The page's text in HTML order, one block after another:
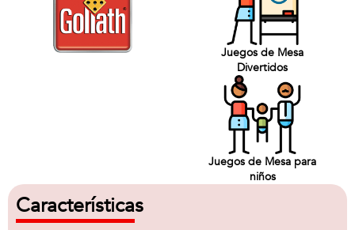
Juegos de Mesa
Divertidos
Juegos de Mesa para
niños
Características